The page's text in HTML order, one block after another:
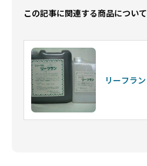
この記事に関連する商品について
リーフラン